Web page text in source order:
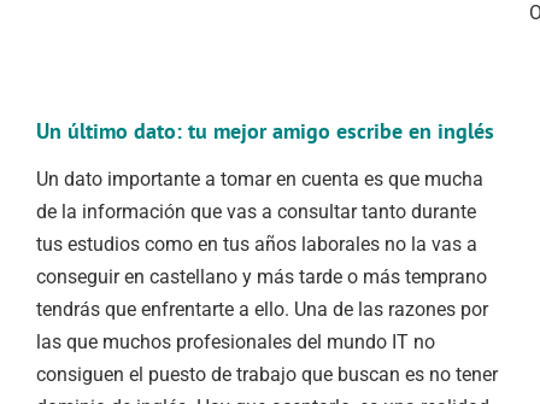
Un último dato: tu mejor amigo escribe en inglés
Un dato importante a tomar en cuenta es que mucha
de la información que vas a consultar tanto durante
tus estudios como en tus años laborales no la vas a
conseguir en castellano y más tarde o más temprano
tendrás que enfrentarte a ello. Una de las razones por
las que muchos profesionales del mundo IT no
consiguen el puesto de trabajo que buscan es no tener